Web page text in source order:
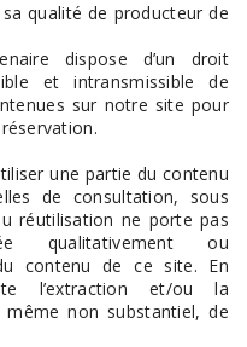
qualité de producteur de
dispose d’un droit
et intransmissible de
sur notre site pour
une partie du contenu
de consultation, sous
réutilisation ne porte pas
qualitativement ou
contenu de ce site. En
l’extraction et/ou la
non substantiel, de